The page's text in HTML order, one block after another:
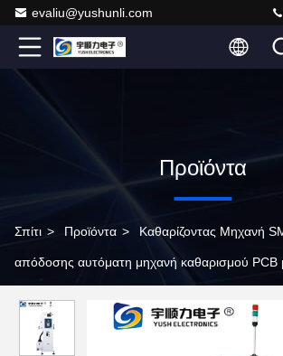
evaliu@yushunli.com
Προϊόντα
Σπίτι > Προϊόντα > Καθαρίζοντας Μηχανή
απόδοσης αυτόματη μηχανή καθαρισμού PCB
παρακολούθηση σε πραγματικό χρόνο